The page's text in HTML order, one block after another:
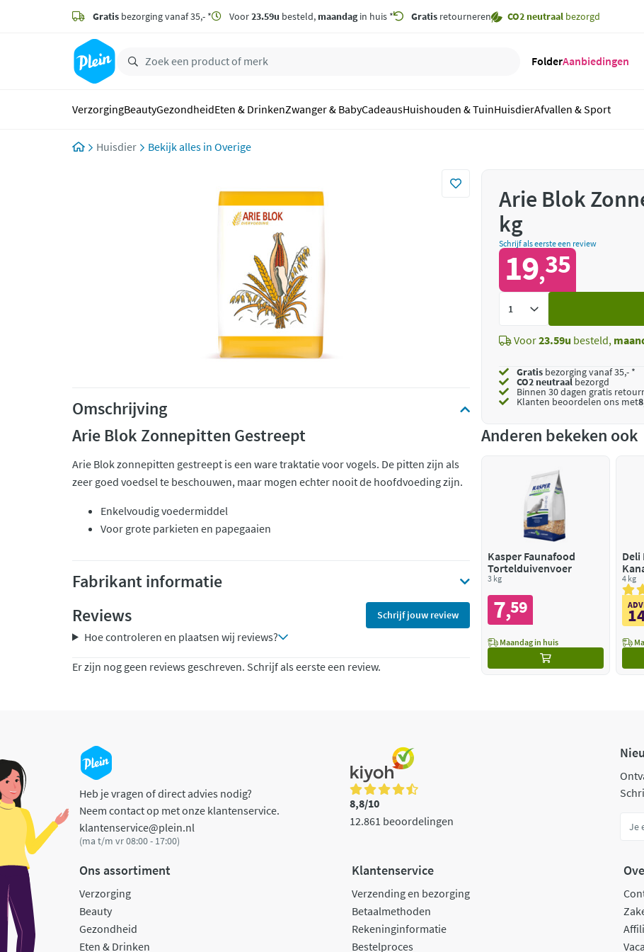
zoeken
hoofdinhoud
Gratis bezorging vanaf 35,- * Voor23.59u besteld, maandagin huis * Gratis retourneren CO2 neutraal bezorgd
FolderAanbiedingen
VerzorgingBeautyGezondheidEten & DrinkenZwanger & BabyCadeausHuishouden & TuinHuisdierAfvallen & Sport
Huisdier Overige
Omschrijving
Arie Blok Zonnepitten Gestreept
Arie Blok zonnepitten gestreept is een ware traktatie voor vogels. De pitten zijn als
zeer goed voedsel te beschouwen, maar mogen echter nooit de hoofdvoeding zijn.
Enkelvoudig voedermiddel
Voor grote parkieten en papegaaien
Fabrikant informatie
Reviews
Schrijf jouw review
Hoe controleren en plaatsen wij reviews?
Er zijn nog geen reviews geschreven. Schrijf als eerste een review.
Arie Blok
kg
Schrijf als eerste een review
19,35
Voor23.59u besteld,
Gratis bezorging vanaf 35,- *
CO2 neutraalbezorgd
Binnen 30 dagen gratis
Klanten beoordelen ons met
Anderen bekeken ook
Kasper Faunafood
Tortelduivenvoer
3 kg
7,59
Maandag in huis
Deli
4 kg
Heb je vragen of direct advies nodig?
Neem contact op met onze klantenservice.
klantenservice@plein.nl
(ma t/m vr 08:00 - 17:00)
8,8/10
12.861 beoordelingen
Ons assortiment
Verzorging
Beauty
Gezondheid
Eten & Drinken
Klantenservice
Verzending en bezorging
Betaalmethoden
Rekeninginformatie
Bestelproces